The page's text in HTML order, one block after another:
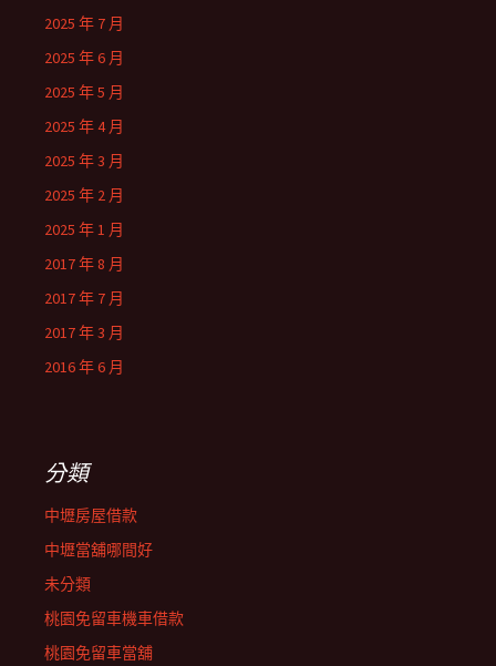
2025 年 7 月
2025 年 6 月
2025 年 5 月
2025 年 4 月
2025 年 3 月
2025 年 2 月
2025 年 1 月
2017 年 8 月
2017 年 7 月
2017 年 3 月
2016 年 6 月
分類
中壢房屋借款
中壢當舖哪間好
未分類
桃園免留車機車借款
桃園免留車當舖